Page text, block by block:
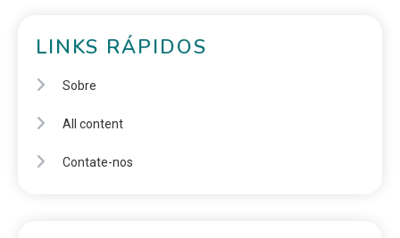
LINKS RÁPIDOS
Sobre
All content
Contate-nos